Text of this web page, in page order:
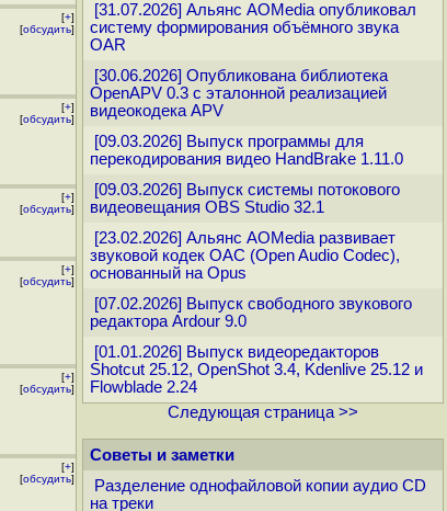
[+]
[обсудить]
[+]
[обсудить]
[+]
[обсудить]
[+]
[обсудить]
[+]
[обсудить]
[+]
[обсудить]
[31.07.2026] Альянс AOMedia опубликовал
систему формирования объёмного звука
OAR
[30.06.2026] Опубликована библиотека
OpenAPV 0.3 с эталонной реализацией
видеокодека APV
[09.03.2026] Выпуск программы для
перекодирования видео HandBrake 1.11.0
[09.03.2026] Выпуск системы потокового
видеовещания OBS Studio 32.1
[23.02.2026] Альянс AOMedia развивает
звуковой кодек OAC (Open Audio Codec),
основанный на Opus
[07.02.2026] Выпуск свободного звукового
редактора Ardour 9.0
[01.01.2026] Выпуск видеоредакторов
Shotcut 25.12, OpenShot 3.4, Kdenlive 25.12 и
Flowblade 2.24
Следующая страница >>
Советы и заметки
Разделение однофайловой копии аудио CD
на треки